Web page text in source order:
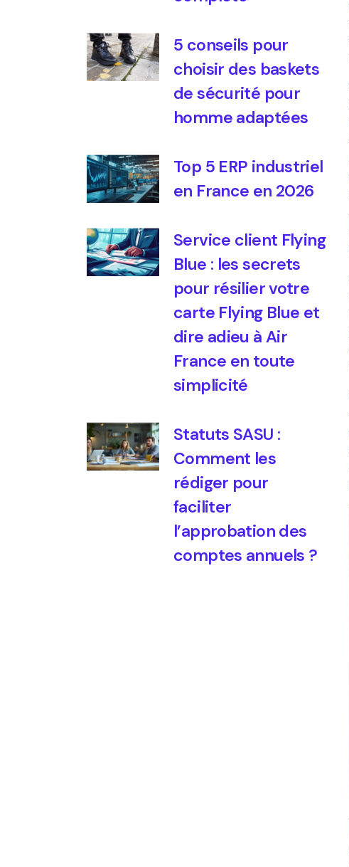
5 conseils pour
choisir des baskets
de sécurité pour
homme adaptées
Top 5 ERP industriel
en France en 2026
Service client Flying
Blue : les secrets
pour résilier votre
carte Flying Blue et
dire adieu à Air
France en toute
simplicité
Statuts SASU :
Comment les
rédiger pour
faciliter
l’approbation des
comptes annuels ?